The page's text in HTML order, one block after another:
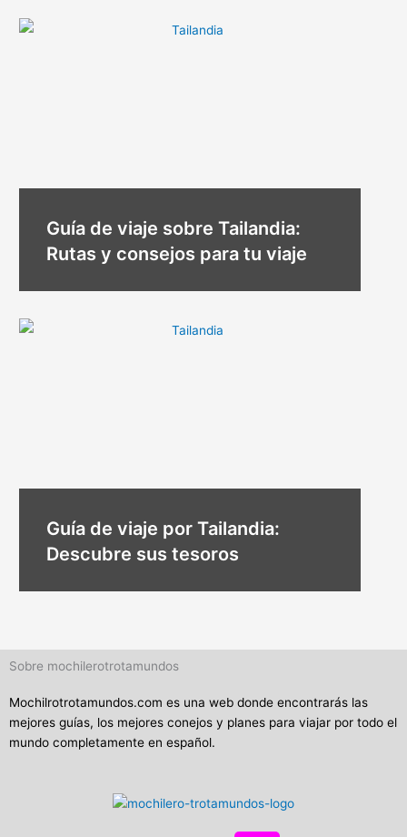
Guía de viaje sobre Tailandia:
Rutas y consejos para tu viaje
Guía de viaje por Tailandia:
Descubre sus tesoros
Sobre mochilerotrotamundos
Mochilrotrotamundos.com es una web donde encontrarás las
mejores guías, los mejores conejos y planes para viajar por todo el
mundo completamente en español.